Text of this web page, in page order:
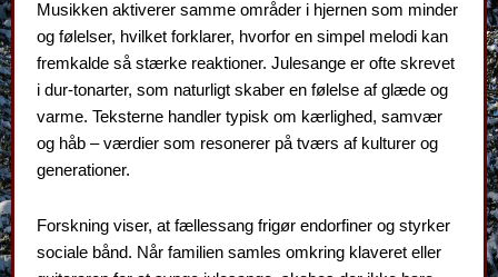
Musikken aktiverer samme områder i hjernen som minder
og følelser, hvilket forklarer, hvorfor en simpel melodi kan
fremkalde så stærke reaktioner. Julesange er ofte skrevet
i dur-tonarter, som naturligt skaber en følelse af glæde og
varme. Teksterne handler typisk om kærlighed, samvær
og håb – værdier som resonerer på tværs af kulturer og
generationer.
Forskning viser, at fællessang frigør endorfiner og styrker
sociale bånd. Når familien samles omkring klaveret eller